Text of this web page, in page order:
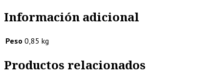
Información adicional
Peso 0,85 kg
Productos relacionados